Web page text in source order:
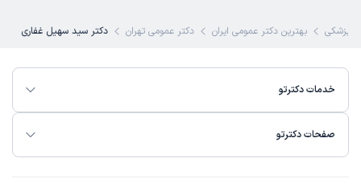
پزشکی بهترین دکتر عمومی ایران دکتر عمومی تهران دکتر سید سهیل غفاری
خدمات دکترتو
صفحات دکترتو